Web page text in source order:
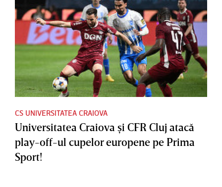
CS UNIVERSITATEA CRAIOVA
Universitatea Craiova şi CFR Cluj atacă
play-off-ul cupelor europene pe Prima
Sport!